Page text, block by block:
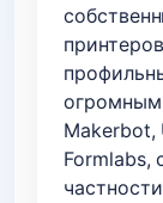
Makerbot,
Formlabs,